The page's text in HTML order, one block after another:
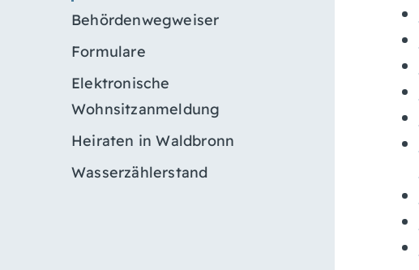
Behördenwegweiser
Formulare
Elektronische
Wohnsitzanmeldung
Heiraten in Waldbronn
Wasserzählerstand